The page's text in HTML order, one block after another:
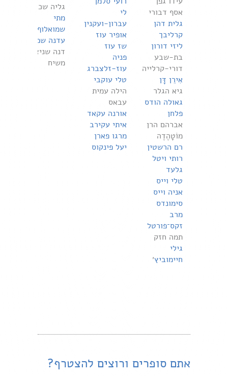
אסף דבורי
גלית דהן
קרליבך
ליזי דורון
בת-שבע
דורי-קרלייה
אִירֵן דָּן
גיא הגלר
גאולה הודס
פלחן
אברהם הרן
מוֹטָהֶדֶה
רם הרשטין
רותי ויטל
גלעד
טלי וייס
אניה וייס
סימונדס
מרב
זקס־פורטל
תמה חזק
גילי
חיימוביץ׳
לי
עברון-ועקנין
אופיר עוז
שז עוז
פניה
עוז-זלצברג
טלי עוקבי
הילה עמית
עבאס
אורנה עקאד
איתי עקירב
מרגו פארן
יעל פינקוס
גליה שכטר
מתי
שמואלוף
עדנה שמש
דנה שניצר
משיח
אתם סופרים ורוצים להצטרף?